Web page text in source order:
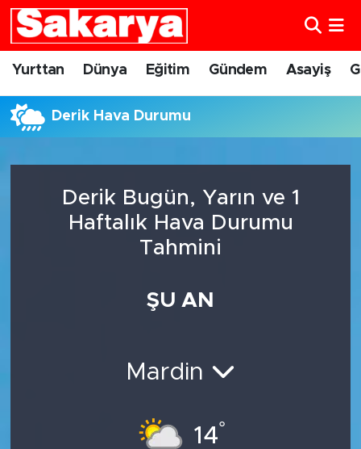
Yurttan Dünya Eğitim Gündem Asayiş
Derik Hava Durumu
Derik Bugün, Yarın ve 1
Haftalık Hava Durumu
Tahmini
ŞU AN
Mardin
14°
Yurttan
Eskişehirspor
Eskişehir Nöbetçi Eczaneler
Süper Lig Puan Durumu ve Fikstür
Son Dakika Haberleri